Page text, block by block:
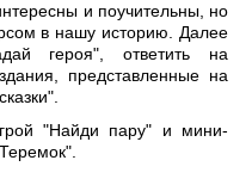
и поучительны, но
в нашу историю. Далее
героя", ответить на
представленные на
"Найди пару" и мини-